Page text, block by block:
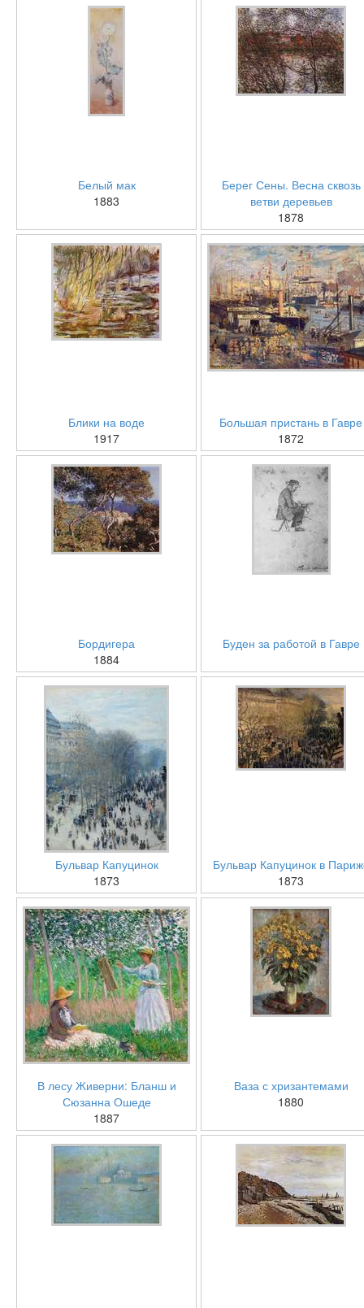
Белый мак
1883
Берег Сены. Весна сквозь
ветви деревьев
1878
Блики на воде
1917
Большая пристань в Гавре
1872
Бордигера
1884
Буден за работой в Гавре
Бульвар Капуцинок
1873
Бульвар Капуцинок в
1873
В лесу Живерни: Бланш и
Сюзанна Ошеде
1887
Ваза с хризантемами
1880